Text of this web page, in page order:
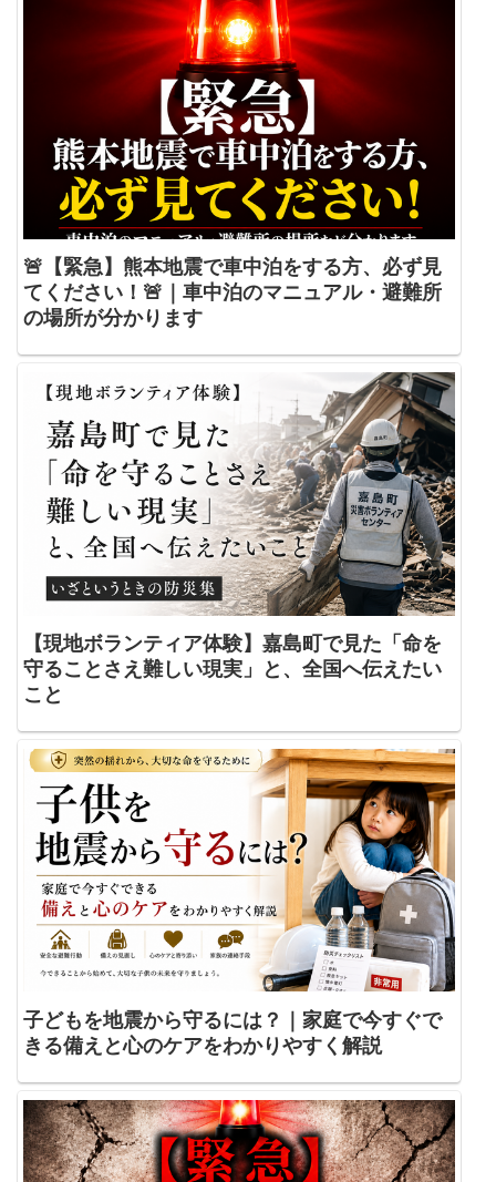
🚨【緊急】熊本地震で車中泊をする方、必ず見
てください！🚨｜車中泊のマニュアル・避難所
の場所が分かります
【現地ボランティア体験】嘉島町で見た「命を
守ることさえ難しい現実」と、全国へ伝えたい
こと
子どもを地震から守るには？｜家庭で今すぐで
きる備えと心のケアをわかりやすく解説